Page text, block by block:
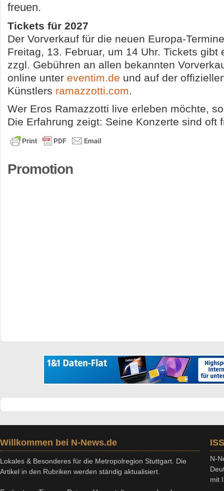
freuen.
Tickets für 2027
Der Vorverkauf für die neuen Europa-
Freitag, 13. Februar, um 14 Uhr. Tickets gibt
zzgl. Gebühren an allen bekannten
online unter eventim.de und auf der
Künstlers ramazzotti.com.
Wer Eros Ramazzotti live erleben möchte,
Die Erfahrung zeigt: Seine Konzerte sind oft
Promotion
Willkommen bei N-News.de
Lokales & Besonderes für die Metropolregion Stuttgart. Die
Artikel in den Rubriken werden ständig aktualisiert.
N-
mit